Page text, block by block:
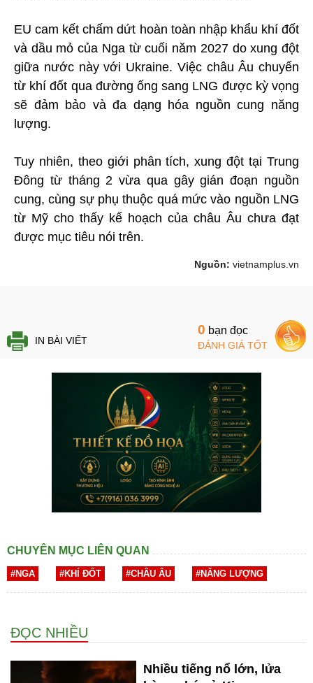
EU cam kết chấm dứt hoàn toàn nhập khẩu khí đốt
và dầu mỏ của Nga từ cuối năm 2027 do xung đột
giữa nước này với Ukraine. Việc châu Âu chuyển
từ khí đốt qua đường ống sang LNG được kỳ vọng
sẽ đảm bảo và đa dạng hóa nguồn cung năng
lượng.
Tuy nhiên, theo giới phân tích, xung đột tại Trung
Đông từ tháng 2 vừa qua gây gián đoạn nguồn
cung, cùng sự phụ thuộc quá mức vào nguồn LNG
từ Mỹ cho thấy kế hoạch của châu Âu chưa đạt
được mục tiêu nói trên.
Nguồn: vietnamplus.vn
IN BÀI VIẾT
0 bạn đọc
ĐÁNH GIÁ TỐT
CHUYÊN MỤC LIÊN QUAN
#NGA #KHÍ ĐỐT #CHÂU ÂU #NĂNG LƯỢNG
ĐỌC NHIỀU
Nhiều tiếng nổ lớn, lửa